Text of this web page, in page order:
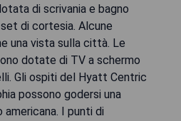
di scrivania e bagno
di cortesia. Alcune
una vista sulla città. Le
dotate di TV a schermo
Gli ospiti del Hyatt Centric
possono godersi una
I punti di